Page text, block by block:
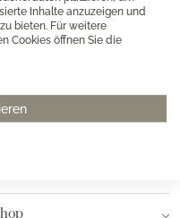
Inhalte anzuzeigen und
bieten. Für weitere
Cookies öffnen Sie die